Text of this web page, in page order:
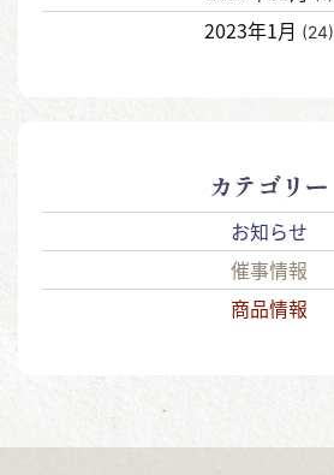
2023年1月 (24)
カテゴリー
お知らせ
催事情報
商品情報